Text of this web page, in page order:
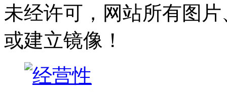
未经许可，网站所有图
或建立镜像！